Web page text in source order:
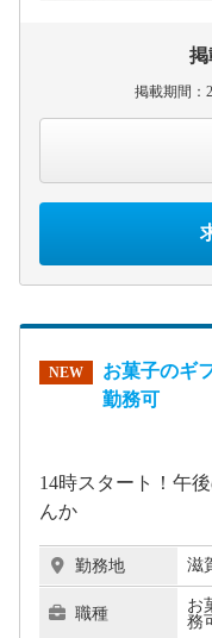
掲
掲載期間：
NEW
お菓子のギ
勤務可
14時スタート！午
んか
勤務地 滋
職種
お
務